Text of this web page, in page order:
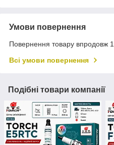
Умови повернення
Повернення товару впродовж
Всі умови повернення
Подібні товари компанії